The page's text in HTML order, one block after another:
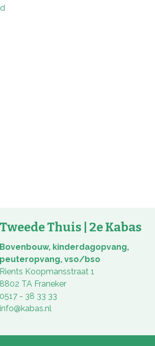
Tweede Thuis | 2e Kabas
Bovenbouw, kinderdagopvang,
peuteropvang, vso/bso
Rients Koopmansstraat 1
8802 TA Franeker
0517 - 38 33 33
info@kabas.nl